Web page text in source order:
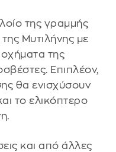
της γραμμής
Μυτιλήνης με
της
Επιπλέον,
θα ενισχύσουν
το ελικόπτερο
και από άλλες